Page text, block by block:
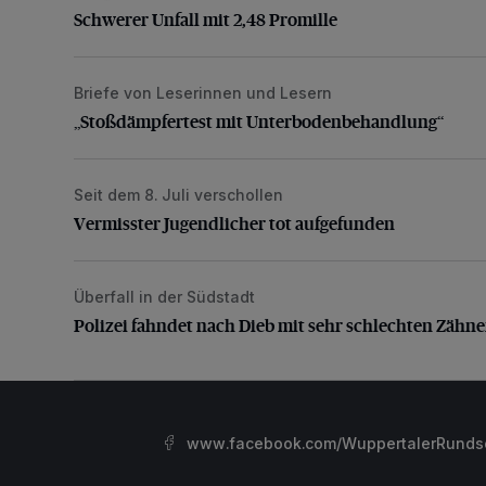
Schwerer Unfall mit 2,48 Promille
„Stoßdämpfertest mit Unterbodenbehandlung“
Briefe von Leserinnen und Lesern
„Stoßdämpfertest mit Unterbodenbehandlung“
Vermisster Jugendlicher tot aufgefunden
Seit dem 8. Juli verschollen
Vermisster Jugendlicher tot aufgefunden
Polizei fahndet nach Dieb mit sehr schlechten Zähnen
Überfall in der Südstadt
Polizei fahndet nach Dieb mit sehr schlechten
www.facebook.com/